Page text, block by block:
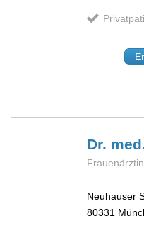
Dr.
Frauenärztin
Neuhauser
80331